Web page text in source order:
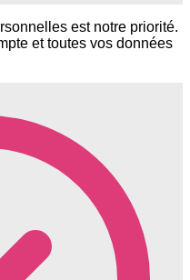
est notre priorité.
et toutes vos données